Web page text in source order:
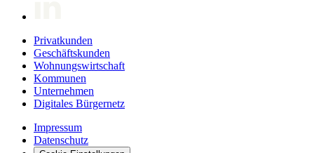
Privatkunden
Geschäftskunden
Wohnungswirtschaft
Kommunen
Unternehmen
Digitales Bürgernetz
Impressum
Datenschutz